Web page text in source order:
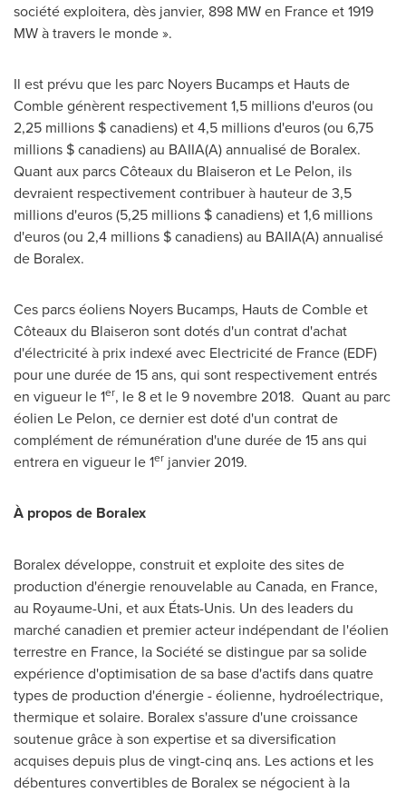
société exploitera, dès janvier, 898 MW en Franceet 1919
MW à travers le monde ».
Il est prévu que les parc Noyers Bucamps et Hauts de
Comble génèrent respectivement 1,5 millions d'euros (ou
2,25 millions $ canadiens) et 4,5 millions d'euros (ou 6,75
millions $ canadiens) au BAIIA(A) annualisé de Boralex.
Quant aux parcs Côteaux du Blaiseron et Le Pelon, ils
devraient respectivement contribuer à hauteur de 3,5
millions d'euros (5,25 millions $ canadiens) et 1,6 millions
d'euros (ou 2,4 millions $ canadiens) au BAIIA(A) annualisé
de Boralex.
Ces parcs éoliens Noyers Bucamps, Hauts de Comble et
Côteaux du Blaiseron sont dotés d'un contrat d'achat
d'électricité à prix indexé avec Electricité de France(EDF)
pour une durée de 15 ans, qui sont respectivement entrés
en vigueur le 1er, le 8 et le 9 novembre 2018. Quant au parc
éolien Le Pelon, ce dernier est doté d'un contrat de
complément de rémunération d'une durée de 15 ans qui
entrera en vigueur le 1er janvier 2019.
À propos de Boralex
Boralex développe, construit et exploite des sites de
production d'énergie renouvelable au Canada, en France,
au Royaume-Uni, et aux États-Unis. Un des leaders du
marché canadien et premier acteur indépendant de l'éolien
terrestre en France, la Société se distingue par sa solide
expérience d'optimisation de sa base d'actifs dans quatre
types de production d'énergie - éolienne, hydroélectrique,
thermique et solaire. Boralex s'assure d'une croissance
soutenue grâce à son expertise et sa diversification
acquises depuis plus de vingt-cinq ans. Les actions et les
débentures convertibles de Boralex se négocient à la